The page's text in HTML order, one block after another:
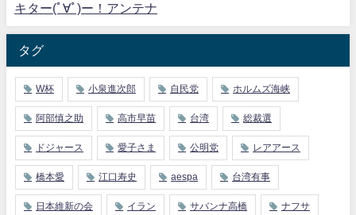
キター(ﾟ∀ﾟ)ー！アンテナ
タグ
W杯 小泉進次郎 自民党 ホルムズ海峡
阿部慎之助 高市早苗 台湾 総裁選
ドジャース 愛子さま 公明党 レアアース
橋本愛 江口寿史 aespa 台湾有事
日本維新の会 イラン サバンナ高橋 ナフサ